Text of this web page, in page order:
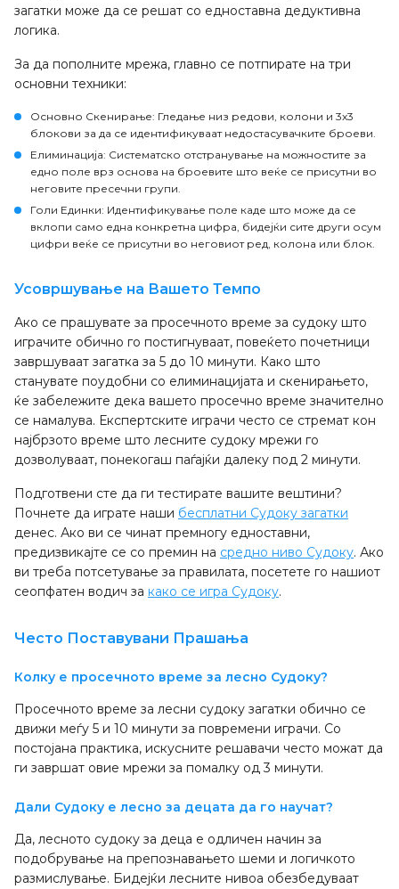
загатки може да се решат со едноставна дедуктивна
логика.
За да пополните мрежа, главно се потпирате на три
основни техники:
Основно Скенирање: Гледање низ редови, колони и 3x3
блокови за да се идентификуваат недостасувачките броеви.
Елиминација: Систематско отстранување на можностите за
едно поле врз основа на броевите што веќе се присутни во
неговите пресечни групи.
Голи Единки: Идентификување поле каде што може да се
вклопи само една конкретна цифра, бидејќи сите други осум
цифри веќе се присутни во неговиот ред, колона или блок.
Усовршување на Вашето Темпо
Ако се прашувате за просечното време за судоку што
играчите обично го постигнуваат, повеќето почетници
завршуваат загатка за 5 до 10 минути. Како што
станувате поудобни со елиминацијата и скенирањето,
ќе забележите дека вашето просечно време значително
се намалува. Експертските играчи често се стремат кон
најбрзото време што лесните судоку мрежи го
дозволуваат, понекогаш паѓајќи далеку под 2 минути.
Подготвени сте да ги тестирате вашите вештини?
Почнете да играте наши бесплатни Судоку загатки
денес. Ако ви се чинат премногу едноставни,
предизвикајте се со премин на средно ниво Судоку. Ако
ви треба потсетување за правилата, посетете го нашиот
сеопфатен водич за како се игра Судоку.
Често Поставувани Прашања
Колку е просечното време за лесно Судоку?
Просечното време за лесни судоку загатки обично се
движи меѓу 5 и 10 минути за повремени играчи. Со
постојана практика, искусните решавачи често можат да
ги завршат овие мрежи за помалку од 3 минути.
Дали Судоку е лесно за децата да го научат?
Да, лесното судоку за деца е одличен начин за
подобрување на препознавањето шеми и логичкото
размислување. Бидејќи лесните нивоа обезбедуваат